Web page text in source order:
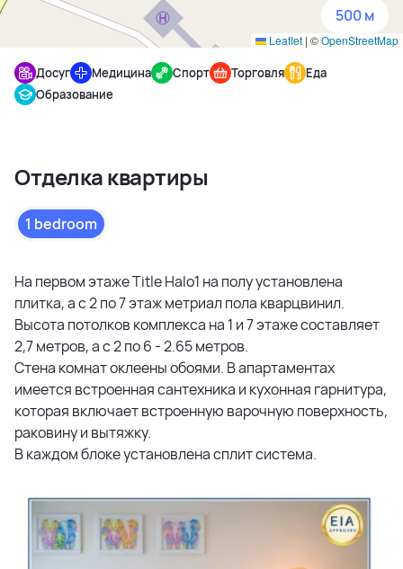
Leaflet | ©OpenStreetMap
500 м
Досуг Медицина Спорт Торговля
Еда
Образование
Отделка квартиры
1 bedroom
На первом этаже Title Halo1 на полу установлена
плитка, а с 2 по 7 этаж метриал пола кварцвинил.
Высота потолков комплекса на 1 и 7 этаже составляет
2,7 метров, а с 2 по 6 - 2.65 метров.
Стена комнат оклеены обоями. В апартаментах
имеется встроенная сантехника и кухонная гарнитура,
которая включает встроенную варочную поверхность,
раковину и вытяжку.
В каждом блоке установлена сплит система.